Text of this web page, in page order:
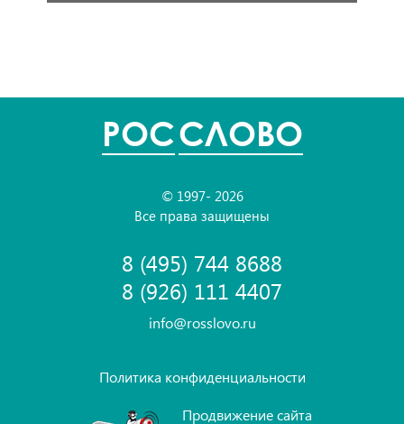
POCСЛОВО
© 1997- 2026
Все права защищены
8 (495) 744 8688
8 (926) 111 4407
info@rosslovo.ru
Политика конфиденциальности
Продвижение сайта